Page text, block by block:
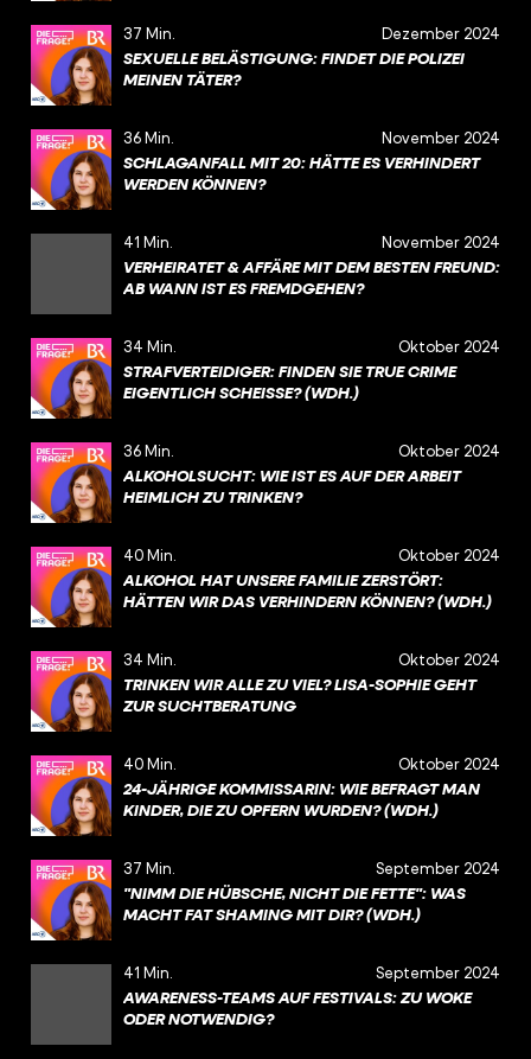
37 Min. Dezember 2024
SEXUELLE BELÄSTIGUNG: FINDET DIE POLIZEI
MEINEN TÄTER?
36 Min. November 2024
SCHLAGANFALL MIT 20: HÄTTE ES VERHINDERT
WERDEN KÖNNEN?
41 Min. November 2024
VERHEIRATET & AFFÄRE MIT DEM BESTEN FREUND:
AB WANN IST ES FREMDGEHEN?
34 Min. Oktober 2024
STRAFVERTEIDIGER: FINDEN SIE TRUE CRIME
EIGENTLICH SCHEISSE? (WDH.)
36 Min. Oktober 2024
ALKOHOLSUCHT: WIE IST ES AUF DER ARBEIT
HEIMLICH ZU TRINKEN?
40 Min. Oktober 2024
ALKOHOL HAT UNSERE FAMILIE ZERSTÖRT:
HÄTTEN WIR DAS VERHINDERN KÖNNEN? (WDH.)
34 Min. Oktober 2024
TRINKEN WIR ALLE ZU VIEL? LISA-SOPHIE GEHT
ZUR SUCHTBERATUNG
40 Min. Oktober 2024
24-JÄHRIGE KOMMISSARIN: WIE BEFRAGT MAN
KINDER, DIE ZU OPFERN WURDEN? (WDH.)
37 Min. September 2024
"NIMM DIE HÜBSCHE, NICHT DIE FETTE": WAS
MACHT FAT SHAMING MIT DIR? (WDH.)
41 Min. September 2024
AWARENESS-TEAMS AUF FESTIVALS: ZU WOKE
ODER NOTWENDIG?